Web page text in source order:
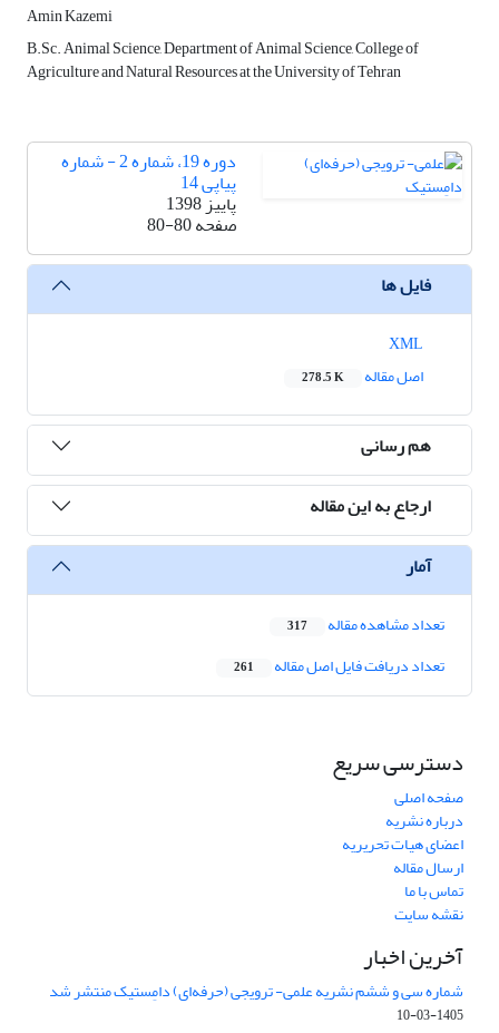
Amin Kazemi
B.Sc. Animal Science, Department of Animal Science, College of
Agriculture and Natural Resources at the University of Tehran
دوره 19، شماره 2 - شماره
پیاپی 14
پاییز 1398
صفحه80-80
فایل ها
اصل مقاله
278.5 K
هم رسانی
ارجاع به این مقاله
آمار
تعداد مشاهده مقاله 317
تعداد دریافت فایل اصل مقاله 261
دسترسی سریع
صفحه اصلی
درباره نشریه
اعضای هیات تحریریه
ارسال مقاله
تماس با ما
نقشه سایت
آخرین اخبار
شماره سی و ششم نشریه علمی- ترویجی (حرفه‌ای) دامِستیک منتشر شد
1405-03-10